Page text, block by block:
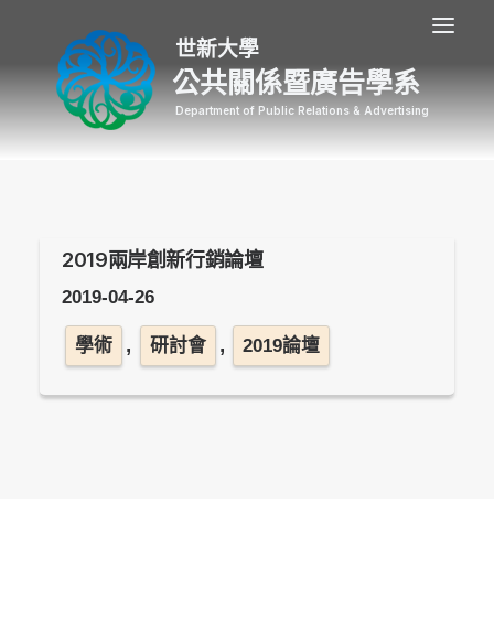
公共關係暨廣告學系
2019兩岸創新行銷論壇
2019-04-26
學術 , 研討會 , 2019論壇